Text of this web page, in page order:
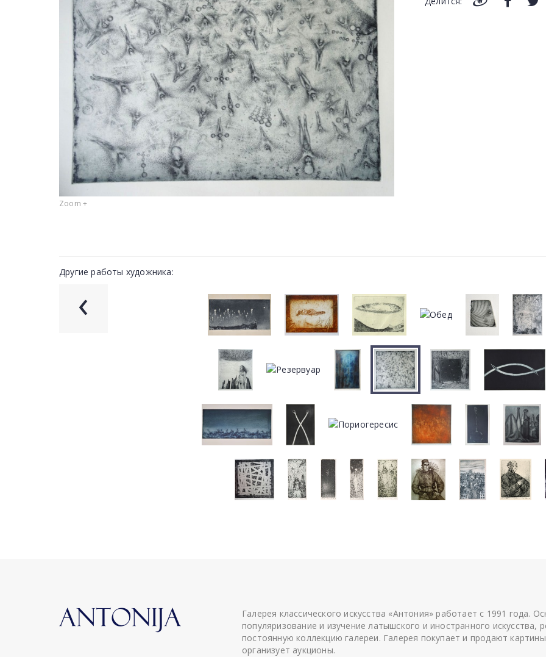
Zoom +
Другие работы художника:
‹
Галерея классического искусства «Антония» работает с 1991 года.
популяризование и изучение латышского и иностранного искусства,
постоянную коллекцию галереи. Галерея покупает и продают
организует аукционы.